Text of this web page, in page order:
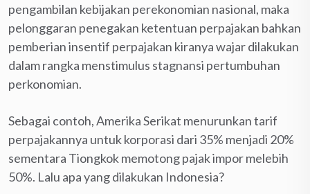
pengambilan kebijakan perekonomian nasional, maka
pelonggaran penegakan ketentuan perpajakan bahkan
pemberian insentif perpajakan kiranya wajar dilakukan
dalam rangka menstimulus stagnansi pertumbuhan
perkonomian.
Sebagai contoh, Amerika Serikat menurunkan tarif
perpajakannya untuk korporasi dari 35% menjadi 20%
sementara Tiongkok memotong pajak impor melebih
50%. Lalu apa yang dilakukan Indonesia?